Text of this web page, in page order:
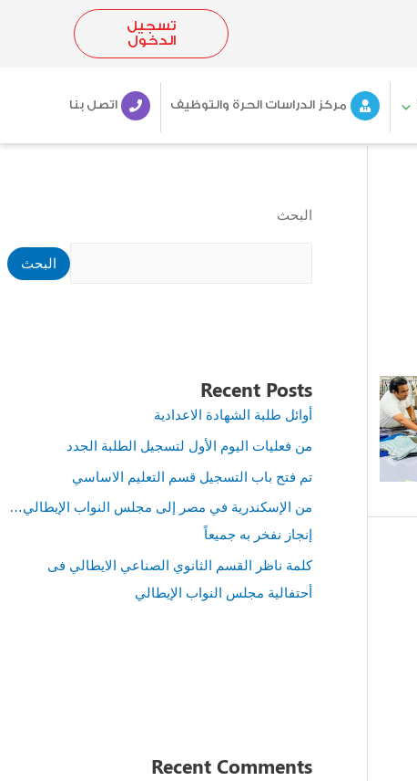
تسجيل
الدخول
مركز الدراسات الحرة والتوظيف اتصل بنا
البحث
البحث
Recent Posts
أوائل طلبة الشهادة الاعدادية
من فعليات اليوم الأول لتسجيل الطلبة الجدد
تم فتح باب التسجيل قسم التعليم الاساسي
من الإسكندرية في مصر إلى مجلس النواب الإيطالي…
إنجاز نفخر به جميعاً
كلمة ناظر القسم الثانوي الصناعي الايطالي فى
أحتفالية مجلس النواب الإيطالي
Recent Comments